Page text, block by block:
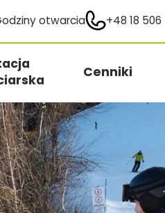
otwarcia +48 18 506
Cenniki